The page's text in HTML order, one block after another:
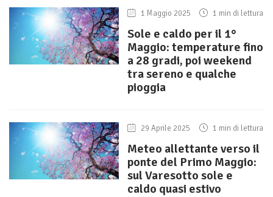
1 Maggio 2025 1 min di lettura
Sole e caldo per il 1°
Maggio: temperature fino
a 28 gradi, poi weekend
tra sereno e qualche
pioggia
29 Aprile 2025 1 min di lettura
Meteo allettante verso il
ponte del Primo Maggio:
sul Varesotto sole e
caldo quasi estivo